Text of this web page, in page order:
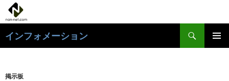
インフォメーション
索
ン
掲示板